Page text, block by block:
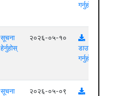
गर्नुहोस्
सूचना
हेर्नुहोस्
२०२६-०५-१०
डाउनलोड
गर्नुहोस्
सूचना
२०२६-०५-०९